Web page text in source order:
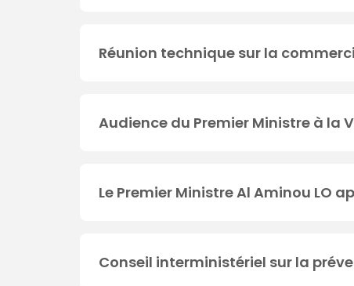
Réunion technique sur la
Audience du Premier Ministre à la
Le Premier Ministre Al Aminou LO
Conseil interministériel sur la